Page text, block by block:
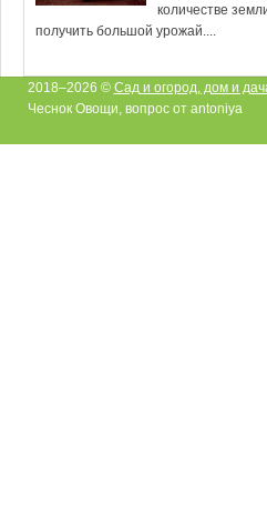
количестве
получить большой урожай....
2018–2026 © Сад и огород, дом и
Чеснок Овощи, вопрос от antoniya